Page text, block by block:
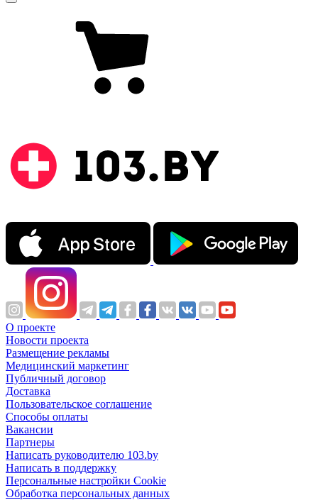
О проекте
Новости проекта
Размещение рекламы
Медицинский маркетинг
Публичный договор
Доставка
Пользовательское соглашение
Способы оплаты
Вакансии
Партнеры
Написать руководителю 103.by
Написать в поддержку
Персональные настройки Cookie
Обработка персональных данных